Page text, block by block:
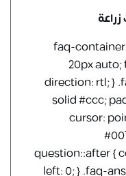
.faq-
20px auto;
direction: rtl; }
solid #ccc;
cursor:
question::after {
left: 0; } .faq-